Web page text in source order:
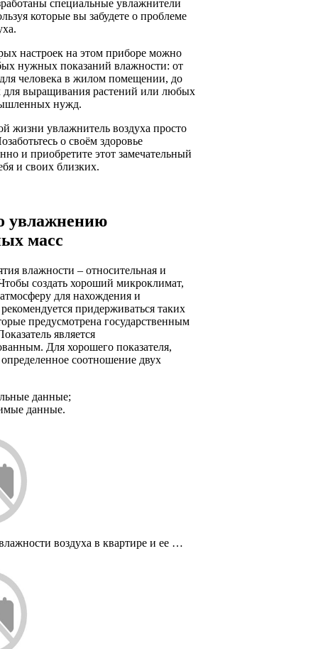
специальные увлажнители
которые вы забудете о проблеме
настроек на этом приборе можно
нужных показаний влажности: от
человека в жилом помещении, до
выращивания растений или любых
нужд.
жизни увлажнитель воздуха просто
о своём здоровье
и приобретите этот замечательный
и своих близких.
увлажнению
масс
влажности – относительная и
создать хороший микроклимат,
для нахождения и
придерживаться таких
предусмотрена государственным
является
Для хорошего показателя,
соотношение двух
данные;
данные.
воздуха в квартире и ее …